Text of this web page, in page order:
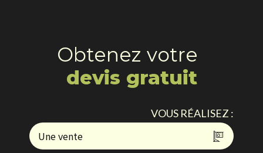
Obtenez votre
devis gratuit
VOUS RÉALISEZ :
Une vente